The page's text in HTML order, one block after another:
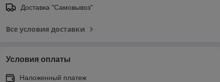
Доставка "Самовывоз"
Все условия доставки
Условия оплаты
Наложенный платеж